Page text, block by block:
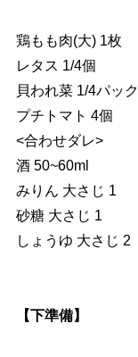
鶏もも肉(大) 1枚
レタス 1/4個
貝われ菜 1/4パック
プチトマト 4個
<合わせダレ>
酒 50~60ml
みりん 大さじ 1
砂糖 大さじ 1
しょうゆ 大さじ 2
【下準備】